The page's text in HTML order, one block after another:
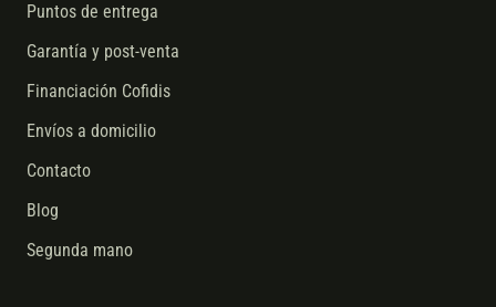
Puntos de entrega
Garantía y post-venta
Financiación Cofidis
Envíos a domicilio
Contacto
Blog
Segunda mano